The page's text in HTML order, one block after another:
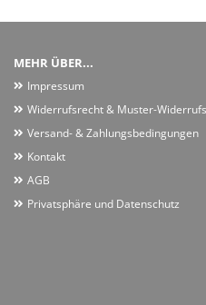
MEHR ÜBER...
Impressum
Widerrufsrecht & Muster-
Versand- & Zahlungsbedingungen
Kontakt
AGB
Privatsphäre und Datenschutz